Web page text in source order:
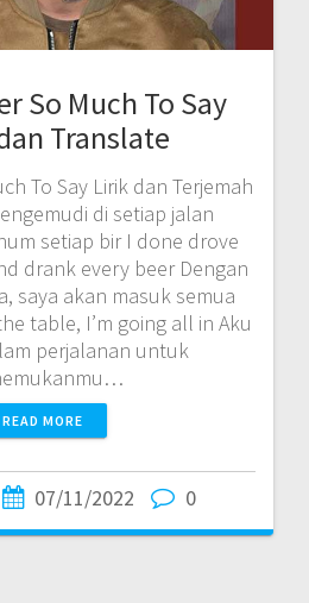
So Much To Say
Translate
To Say Lirik dan Terjemah
di setiap jalan
setiap bir I done drove
drank every beer Dengan
saya akan masuk semua
table, I’m going all in Aku
perjalanan untuk
READ MORE
07/11/2022 0